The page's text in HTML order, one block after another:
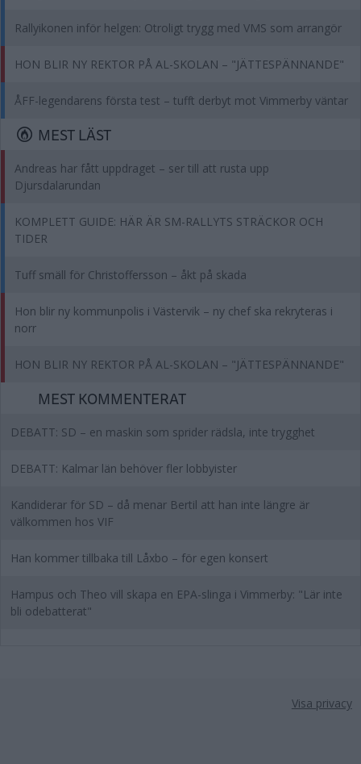
Rallyikonen inför helgen: Otroligt trygg med VMS som arrangör
HON BLIR NY REKTOR PÅ AL-SKOLAN – "JÄTTESPÄNNANDE"
ÅFF-legendarens första test – tufft derbyt mot Vimmerby väntar
MEST LÄST
Andreas har fått uppdraget – ser till att rusta upp
Djursdalarundan
KOMPLETT GUIDE: HÄR ÄR SM-RALLYTS STRÄCKOR OCH
TIDER
Tuff smäll för Christoffersson – åkt på skada
Hon blir ny kommunpolis i Västervik – ny chef ska rekryteras i
norr
HON BLIR NY REKTOR PÅ AL-SKOLAN – "JÄTTESPÄNNANDE"
MEST KOMMENTERAT
DEBATT: SD – en maskin som sprider rädsla, inte trygghet
DEBATT: Kalmar län behöver fler lobbyister
Kandiderar för SD – då menar Bertil att han inte längre är
välkommen hos VIF
Han kommer tillbaka till Låxbo – för egen konsert
Hampus och Theo vill skapa en EPA-slinga i Vimmerby: "Lär inte
bli odebatterat"
Visa privacy